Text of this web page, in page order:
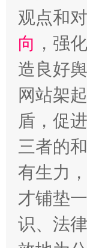
观点和
向 ，强
造良好
网站架
盾，促
三者的
有生力
才铺垫
识、法